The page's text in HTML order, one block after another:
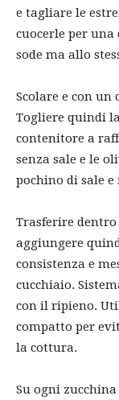
e tagliare le
cuocerle per
sode ma allo
Scolare e con
Togliere quindi
contenitore a
senza sale e le
pochino di sale
Trasferire
aggiungere
consistenza e
cucchiaio.
con il ripieno.
compatto per
la cottura.
Su ogni